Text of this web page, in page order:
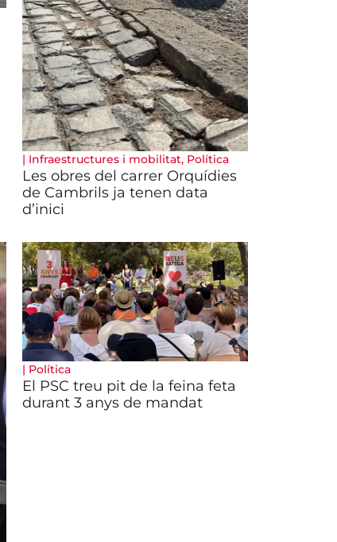
| Infraestructures i mobilitat, Política
Les obres del carrer Orquídies
de Cambrils ja tenen data
d’inici
| Política
El PSC treu pit de la feina feta
durant 3 anys de mandat